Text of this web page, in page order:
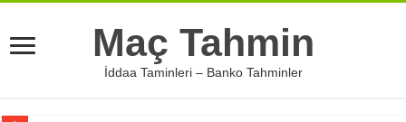
Maç Tahmin
İddaa Taminleri – Banko Tahminler